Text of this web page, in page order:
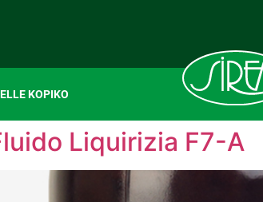
KOPIKO
Liquirizia F7-A